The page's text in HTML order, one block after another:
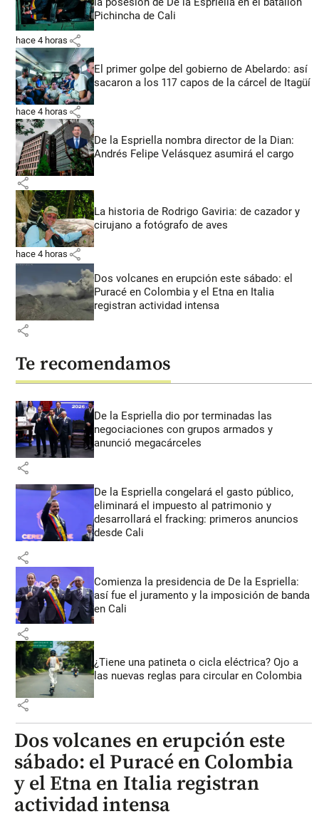
Pichincha de Cali
hace 4 horas share
El primer golpe del gobierno de Abelardo: así
sacaron a los 117 capos de la cárcel de Itagüí
hace 4 horas share
De la Espriella nombra director de la Dian:
Andrés Felipe Velásquez asumirá el cargo
share
La historia de Rodrigo Gaviria: de cazador y
cirujano a fotógrafo de aves
hace 4 horas share
Dos volcanes en erupción este sábado: el
Puracé en Colombia y el Etna en Italia
registran actividad intensa
share
Te recomendamos
De la Espriella dio por terminadas las
negociaciones con grupos armados y
anunció megacárceles
share
De la Espriella congelará el gasto público,
eliminará el impuesto al patrimonio y
desarrollará el fracking: primeros anuncios
desde Cali
share
Comienza la presidencia de De la Espriella:
así fue el juramento y la imposición de banda
en Cali
share
¿Tiene una patineta o cicla eléctrica? Ojo a
las nuevas reglas para circular en Colombia
share
Dos volcanes en erupción este
sábado: el Puracé en Colombia
y el Etna en Italia registran
actividad intensa